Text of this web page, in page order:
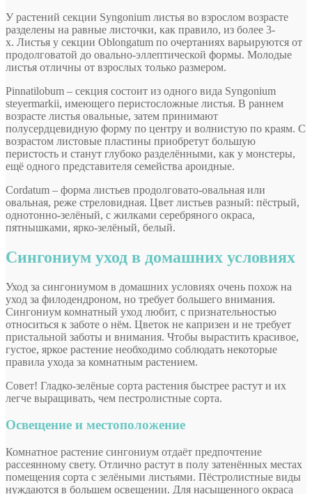
У растений секции Syngonium листья во взрослом возрасте
разделены на равные листочки, как правило, из более 3-
х. Листья у секции Oblongatum по очертаниях варьируются от
продолговатой до овально-эллептической формы. Молодые
листья отличны от взрослых только размером.
Pinnatilobum – секция состоит из одного вида Syngonium
steyermarkii, имеющего перистосложные листья. В раннем
возрасте листья овальные, затем принимают
полусердцевидную форму по центру и волнистую по краям. С
возрастом листовые пластины приобретут большую
перистость и станут глубоко разделёнными, как у монстеры,
ещё одного представителя семейства ароидные.
Cordatum – форма листьев продолговато-овальная или
овальная, реже стреловидная. Цвет листьев разный: пёстрый,
однотонно-зелёный, с жилками серебряного окраса,
пятнышками, ярко-зелёный, белый.
Сингониум уход в домашних условиях
Уход за сингониумом в домашних условиях очень похож на
уход за филодендроном, но требует большего внимания.
Сингониум комнатный уход любит, с признательностью
относиться к заботе о нём. Цветок не капризен и не требует
пристальной заботы и внимания. Чтобы вырастить красивое,
густое, яркое растение необходимо соблюдать некоторые
правила ухода за комнатным растением.
Совет! Гладко-зелёные сорта растения быстрее растут и их
легче выращивать, чем пестролистные сорта.
Освещение и местоположение
Комнатное растение сингониум отдаёт предпочтение
рассеянному свету. Отлично растут в полу затенённых местах
помещения сорта с зелёными листьями. Пёстролистные виды
нуждаются в большем освещении. Для насыщенного окраса